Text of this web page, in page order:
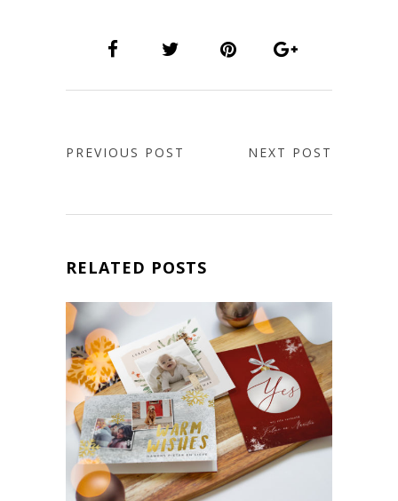
PREVIOUS POST NEXT POST
RELATED POSTS